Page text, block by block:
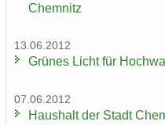
Chem­nitz
13.06.2012
Grü­nes Licht für
07.06.2012
Haus­halt der Stadt